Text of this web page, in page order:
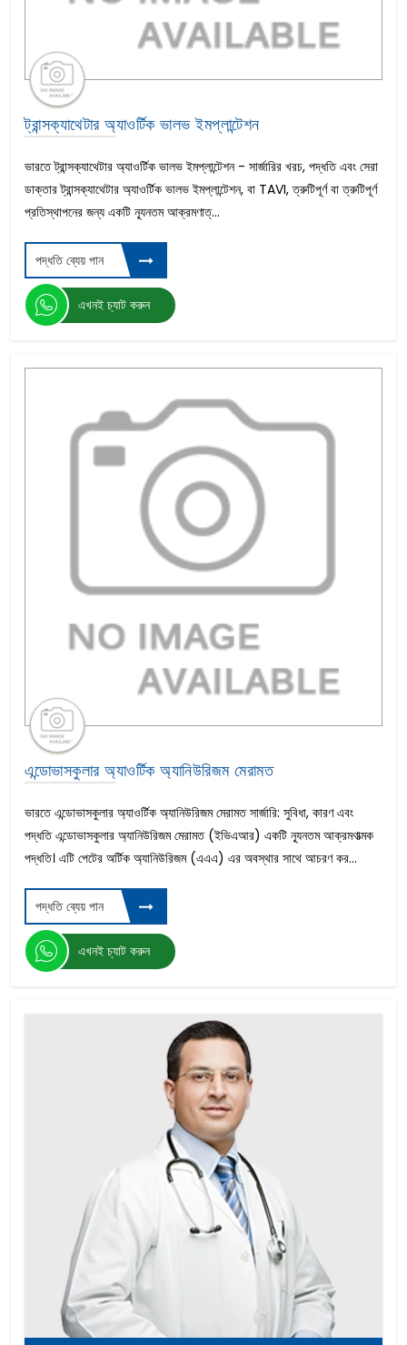
ট্রান্সক্যাথেটার অ্যাওর্টিক ভালভ ইমপ্লান্টেশন
ভারতে ট্রান্সক্যাথেটার অ্যাওর্টিক ভালভ ইমপ্লান্টেশন - সার্জারির খরচ, পদ্ধতি এবং সেরা
ডাক্তার ট্রান্সক্যাথেটার অ্যাওর্টিক ভালভ ইমপ্লান্টেশন, বা TAVI, ত্রুটিপূর্ণ বা ত্রুটিপূর্ণ
প্রতিস্থাপনের জন্য একটি ন্যূনতম আক্রমণাত্...
পদ্ধতি ব্যেয় পান
এখনই চ্যাট করুন
এন্ডোভাসকুলার অ্যাওর্টিক অ্যানিউরিজম মেরামত
ভারতে এন্ডোভাসকুলার অ্যাওর্টিক অ্যানিউরিজম মেরামত সার্জারি: সুবিধা, কারণ এবং
পদ্ধতি এন্ডোভাসকুলার অ্যানিউরিজম মেরামত (ইভিএআর) একটি ন্যূনতম আক্রমণাত্মক
পদ্ধতি। এটি পেটের অর্টিক অ্যানিউরিজম (এএএ) এর অবস্থার সাথে আচরণ কর...
পদ্ধতি ব্যেয় পান
এখনই চ্যাট করুন